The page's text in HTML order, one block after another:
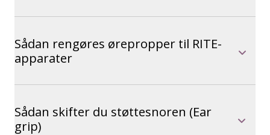
Sådan rengøres ørepropper til RITE-
apparater
Sådan skifter du støttesnoren (Ear
grip)